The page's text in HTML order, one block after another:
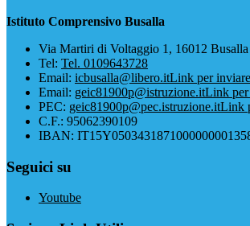
Istituto Comprensivo Busalla
Via Martiri di Voltaggio 1, 16012
Tel: Tel. 0109643728
Email: icbusalla@libero.itLink per
Email: geic81900p@istruzione.itLink per
PEC: geic81900p@pec.istruzione.itLink
C.F.: 95062390109
IBAN:
Seguici su
Youtube